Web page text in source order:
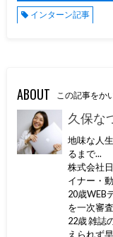
インターン記事
ABOUT この記事をか
久保な
地味な人
るまで...
株式会社
イナー・
20歳WEB
を一次審
22歳 雑誌
えられず